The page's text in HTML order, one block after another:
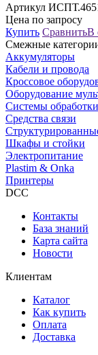
Артикул
Цена по запросу
Купить СравнитьВ
Смежные
Аккумуляторы
Кабели и провода
Кроссовое
Оборудование
Системы
Средства связи
Шкафы и стойки
Электропитание
Plastim & Onka
Принтеры
DCC
Контакты
База знаний
Карта сайта
Новости
Клиентам
Каталог
Как купить
Оплата
Доставка